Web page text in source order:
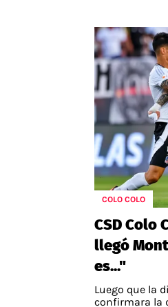
COLO COLO
CSD Colo
llegó
es..."
Luego que la
confirmara la